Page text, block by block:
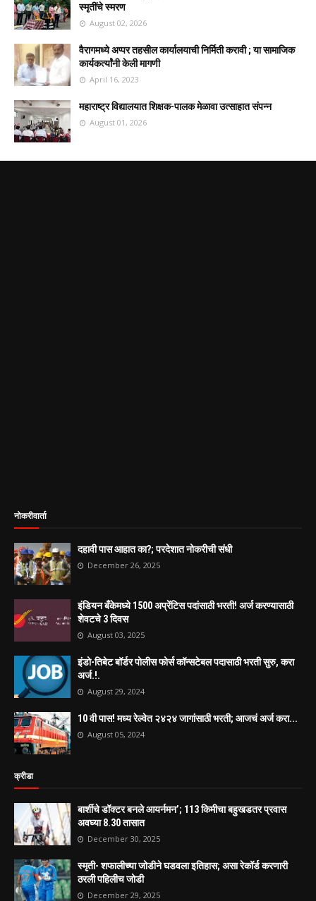
स्मृतींचे स्मरण
August 02, 2026
वैरागमध्ये अप्पर तहसील कार्यालयाची निर्मिती करावी ; या सामाजिक
कार्यकर्त्यांनी केली मागणी
April 16, 2023
महाराष्ट्र विद्यालयात शिक्षक-पालक मेळावा उत्साहात संपन्न
August 01, 2026
नोकरीवार्ता
दहावी पास आहात का?; परदेशात नोकरीची संधी
December 26, 2025
इंडियन बँकेमध्ये 1500 अप्रेंटिस पदांसाठी भरती! अर्ज करण्यासाठी
शेवटचे 3 दिवस
August 03, 2025
इंडो-तिबेट बॉर्डर पोलीस फोर्स कॉन्सटेबल पदासाठी भरती सुरु, करा
अर्ज.!.
August 29, 2024
10 वी पास! मध्य रेल्वेत २४२४ जागांसाठी भरती; आजचं अर्ज करा...
August 05, 2024
क्रीडा
बार्शीचे डॉक्टर बनले आयर्नमन’; 113 किमीचा बहुखडतर प्रवास
अवघ्या 8.30 तासात
December 30, 2025
स्मृती- शफालीच्या जोडीने घडवला इतिहास; असा रेकॉर्ड करणारी
ठरली पहिलीच जोडी
December 29, 2025